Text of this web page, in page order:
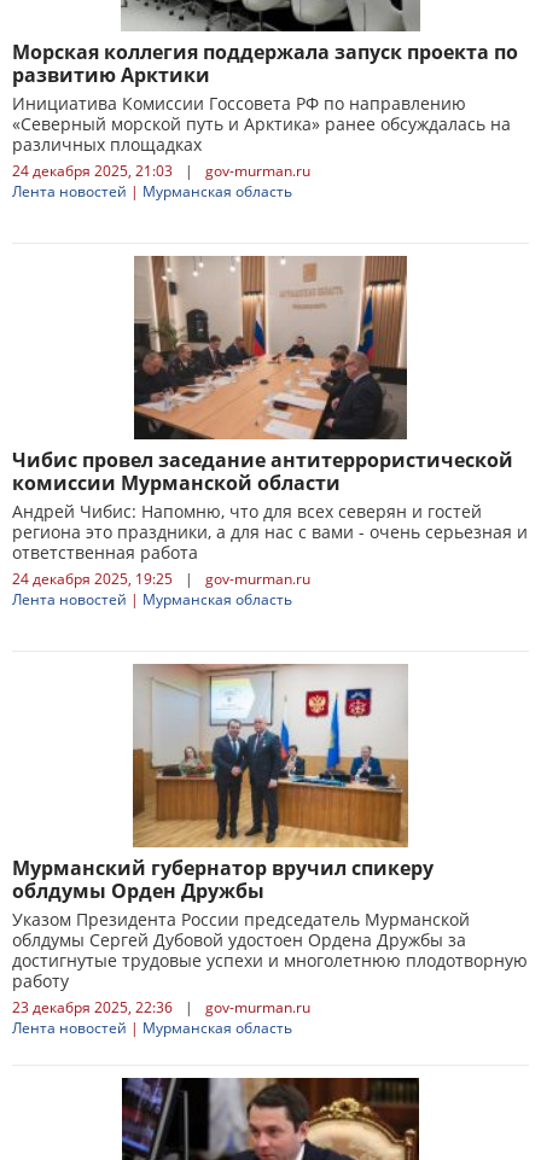
Морская коллегия поддержала запуск проекта по
развитию Арктики
Инициатива Комиссии Госсовета РФ по направлению
«Северный морской путь и Арктика» ранее обсуждалась на
различных площадках
24 декабря 2025, 21:03 |
gov-murman.ru
Лента новостей | Мурманская область
Чибис провел заседание антитеррористической
комиссии Мурманской области
Андрей Чибис: Напомню, что для всех северян и гостей
региона это праздники, а для нас с вами - очень серьезная и
ответственная работа
24 декабря 2025, 19:25 |
gov-murman.ru
Лента новостей | Мурманская область
Мурманский губернатор вручил спикеру
облдумы Орден Дружбы
Указом Президента России председатель Мурманской
облдумы Сергей Дубовой удостоен Ордена Дружбы за
достигнутые трудовые успехи и многолетнюю плодотворную
работу
23 декабря 2025, 22:36 |
gov-murman.ru
Лента новостей | Мурманская область